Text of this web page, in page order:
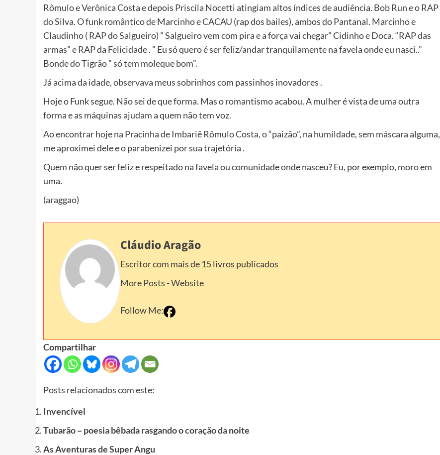
Rômulo e Verônica Costa e depois Priscila Nocetti atingiam altos índices de audiência. Bob Run e o RAP
do Silva. O funk romântico de Marcinho e CACAU (rap dos bailes), ambos do Pantanal. Marcinho e
Claudinho ( RAP do Salgueiro) ” Salgueiro vem com pira e a força vai chegar” Cidinho e Doca. “RAP das
armas” e RAP da Felicidade . ” Eu só quero é ser feliz/andar tranquilamente na favela onde eu nasci..”
Bonde do Tigrão ” só tem moleque bom”.
Já acima da idade, observava meus sobrinhos com passinhos inovadores .
Hoje o Funk segue. Não sei de que forma. Mas o romantismo acabou. A mulher é vista de uma outra
forma e as máquinas ajudam a quem não tem voz.
Ao encontrar hoje na Pracinha de Imbariê Rômulo Costa, o “paizão”, na humildade, sem máscara alguma,
me aproximei dele e o parabenizei por sua trajetória .
Quem não quer ser feliz e respeitado na favela ou comunidade onde nasceu? Eu, por exemplo, moro em
uma.
(araggao)
Cláudio Aragão
Escritor com mais de 15 livros publicados
More Posts -Website
Follow Me:
Compartilhar
Posts relacionados com este:
Invencível
Tubarão – poesia bêbada rasgando o coração da noite
As Aventuras de Super Angu